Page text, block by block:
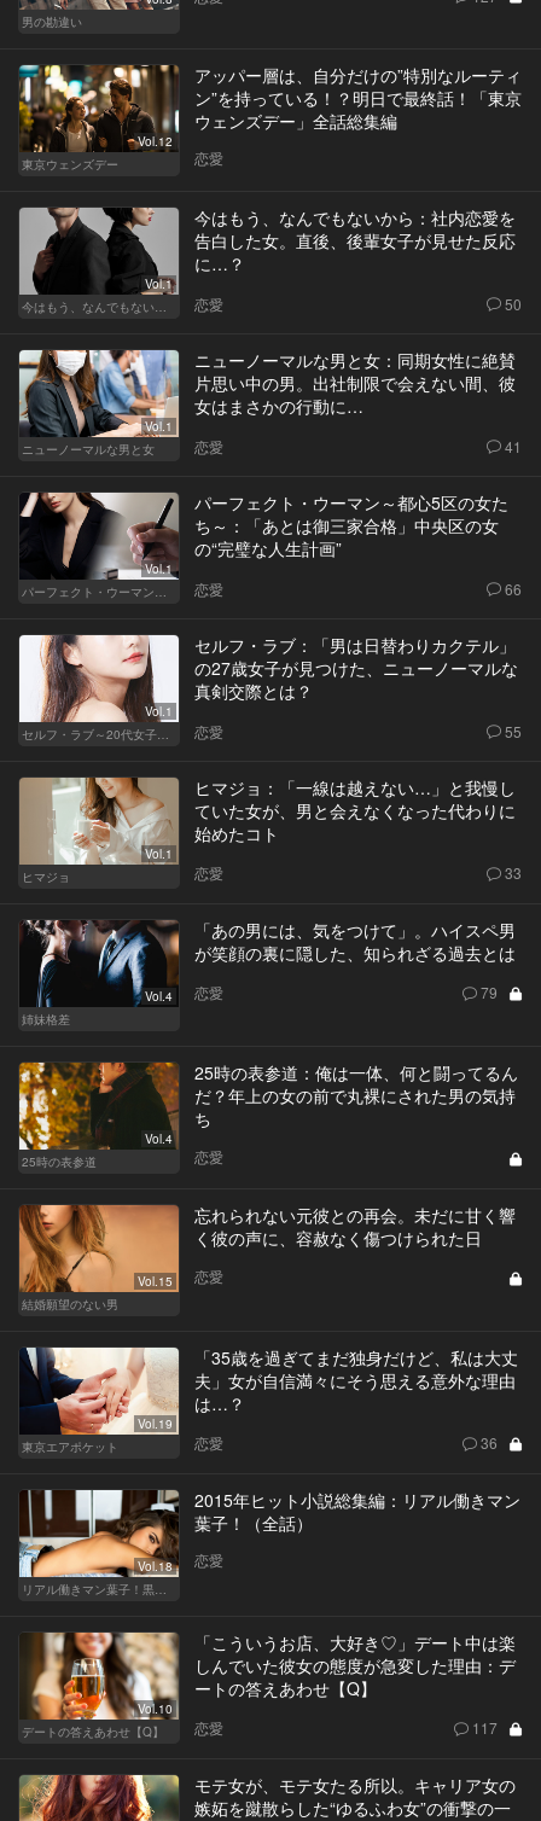
男の勘違い
Vol.12
東京ウェンズデー
アッパー層は、自分だけの”特別なルーティ
ン”を持っている！？明日で最終話！「東京
ウェンズデー」全話総集編
恋愛
Vol.1
今はもう、なんでもないから
今はもう、なんでもないから：社内恋愛を
告白した女。直後、後輩女子が見せた反応
に…？
恋愛 50
Vol.1
ニューノーマルな男と女
ニューノーマルな男と女：同期女性に絶賛
片思い中の男。出社制限で会えない間、彼
女はまさかの行動に…
恋愛 41
Vol.1
パーフェクト・ウーマン～都心5区の女たち～
パーフェクト・ウーマン～都心5区の女た
ち～：「あとは御三家合格」中央区の女
の“完璧な人生計画”
恋愛 66
Vol.1
セルフ・ラブ～20代女子の矛盾～
セルフ・ラブ：「男は日替わりカクテル」
の27歳女子が見つけた、ニューノーマルな
真剣交際とは？
恋愛 55
Vol.1
ヒマジョ
ヒマジョ：「一線は越えない…」と我慢し
ていた女が、男と会えなくなった代わりに
始めたコト
恋愛 33
Vol.4
姉妹格差
「あの男には、気をつけて」。ハイスペ男
が笑顔の裏に隠した、知られざる過去とは
恋愛 79
Vol.4
25時の表参道
25時の表参道：俺は一体、何と闘ってるん
だ？年上の女の前で丸裸にされた男の気持
ち
恋愛
Vol.15
結婚願望のない男
忘れられない元彼との再会。未だに甘く響
く彼の声に、容赦なく傷つけられた日
恋愛
Vol.19
東京エアポケット
「35歳を過ぎてまだ独身だけど、私は大丈
夫」女が自信満々にそう思える意外な理由
は…？
恋愛 36
Vol.18
リアル働きマン葉子！黒革の編集手帳 written by 内埜さくら
2015年ヒット小説総集編：リアル働きマン
葉子！（全話）
恋愛
Vol.10
デートの答えあわせ【Q】
「こういうお店、大好き♡」デート中は楽
しんでいた彼女の態度が急変した理由：デ
ートの答えあわせ【Q】
恋愛 117
モテ女が、モテ女たる所以。キャリア女の
嫉妬を蹴散らした“ゆるふわ女”の衝撃の一